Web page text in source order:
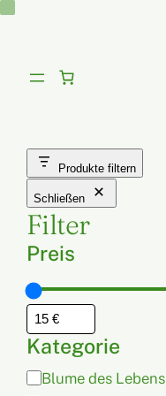
Produkte filtern
Schließen
Filter
Preis
Kategorie
K Blume des Lebens